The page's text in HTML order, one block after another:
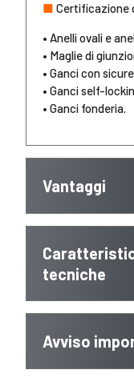
■ Certificazione
• Anelli ovali e
• Maglie di
• Ganci con
• Ganci self-
• Ganci fonderia.
Vantaggi
tecniche
Avviso